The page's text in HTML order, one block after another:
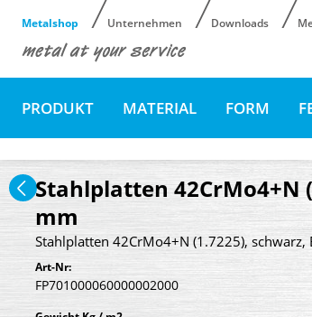
Metalshop Unternehmen Downloads
PRODUKT MATERIAL FORM
Stahlplatten 42CrMo4+N
mm
Stahlplatten 42CrMo4+N (1.7225), schwarz,
Art-Nr:
FP701000060000002000